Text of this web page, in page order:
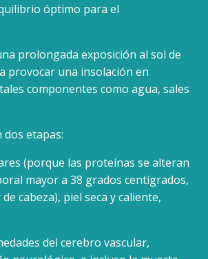
óptimo para el
prolongada exposición al sol de
provocar una insolación en
componentes como agua, sales
dos etapas:
(porque las proteínas se alteran
mayor a 38 grados centígrados,
cabeza), piel seca y caliente,
del cerebro vascular,